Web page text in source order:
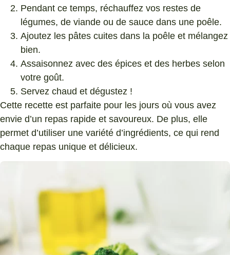
Pendant ce temps, réchauffez vos restes de
légumes, de viande ou de sauce dans une poêle.
Ajoutez les pâtes cuites dans la poêle et mélangez
bien.
Assaisonnez avec des épices et des herbes selon
votre goût.
Servez chaud et dégustez !
Cette recette est parfaite pour les jours où vous avez
envie d’un repas rapide et savoureux. De plus, elle
permet d’utiliser une variété d’ingrédients, ce qui rend
chaque repas unique et délicieux.